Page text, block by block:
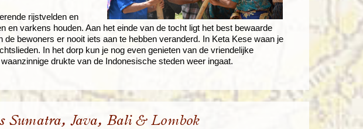
rijstvelden en
en varkens houden. Aan het einde van de tocht ligt het best bewaarde
bewoners er nooit iets aan te hebben veranderd. In Keta Kese waan je
In het dorp kun je nog even genieten van de vriendelijke
drukte van de Indonesische steden weer ingaat.
Sumatra, Java, Bali & Lombok